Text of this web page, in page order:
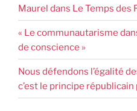
Maurel dans Le Temps des
« Le communautarisme
de conscience »
Nous défendons l’égalité
c’est le principe républicain